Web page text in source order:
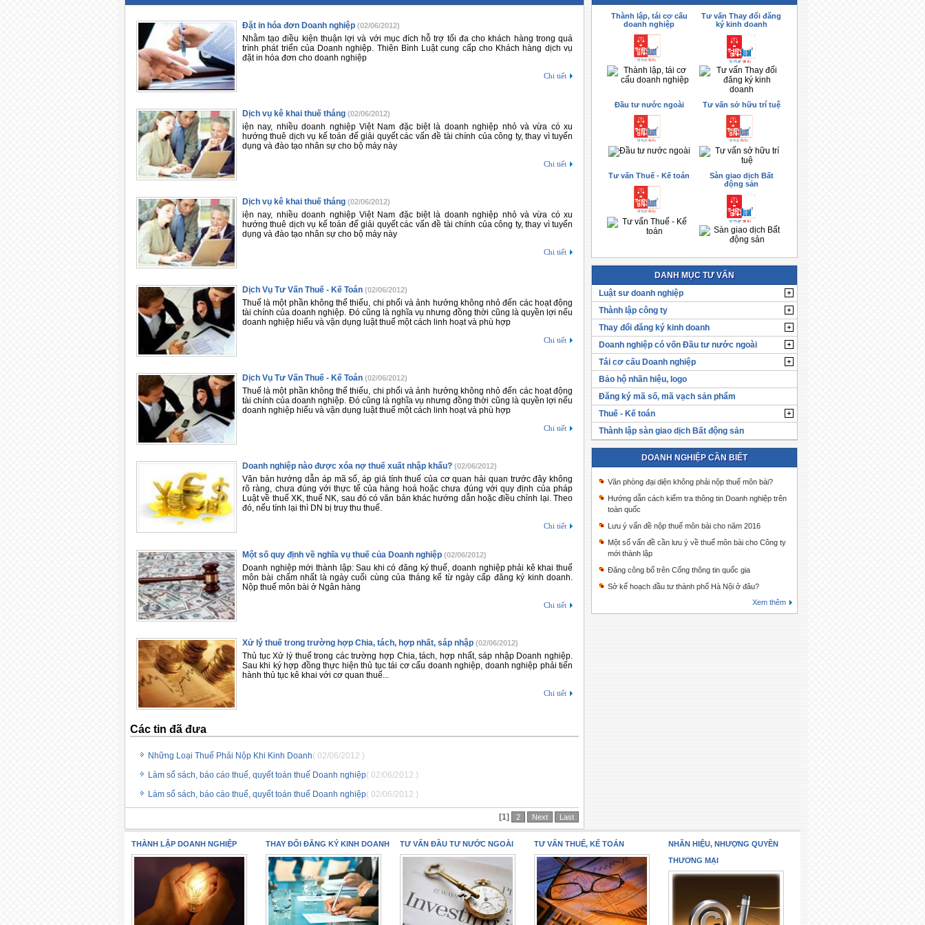
Đặt in hóa đơn Doanh nghiệp (02/06/2012)
Nhằm tạo điều kiện thuận lợi và với mục đích hỗ trợ tối đa cho khách hàng trong quá
trình phát triển của Doanh nghiệp. Thiên Bình Luật cung cấp cho Khách hàng dịch vụ
đặt in hóa đơn cho doanh nghiệp
Chi tiết
Dịch vụ kê khai thuế tháng (02/06/2012)
iện nay, nhiều doanh nghiệp Việt Nam đặc biệt là doanh nghiệp nhỏ và vừa có xu
hướng thuê dịch vụ kế toán để giải quyết các vấn đề tài chính của công ty, thay vì tuyển
dụng và đào tạo nhân sự cho bộ máy này
Chi tiết
Dịch vụ kê khai thuế tháng (02/06/2012)
iện nay, nhiều doanh nghiệp Việt Nam đặc biệt là doanh nghiệp nhỏ và vừa có xu
hướng thuê dịch vụ kế toán để giải quyết các vấn đề tài chính của công ty, thay vì tuyển
dụng và đào tạo nhân sự cho bộ máy này
Chi tiết
Dịch Vụ Tư Vấn Thuế - Kế Toán (02/06/2012)
Thuế là một phần không thể thiếu, chi phối và ảnh hưởng không nhỏ đến các hoạt động
tài chính của doanh nghiệp. Đó cũng là nghĩa vụ nhưng đồng thời cũng là quyền lợi nếu
doanh nghiệp hiểu và vận dụng luật thuế một cách linh hoạt và phù hợp
Chi tiết
Dịch Vụ Tư Vấn Thuế - Kế Toán (02/06/2012)
Thuế là một phần không thể thiếu, chi phối và ảnh hưởng không nhỏ đến các hoạt động
tài chính của doanh nghiệp. Đó cũng là nghĩa vụ nhưng đồng thời cũng là quyền lợi nếu
doanh nghiệp hiểu và vận dụng luật thuế một cách linh hoạt và phù hợp
Chi tiết
Doanh nghiệp nào được xóa nợ thuế xuất nhập khẩu? (02/06/2012)
Văn bản hướng dẫn áp mã số, áp giá tính thuế của cơ quan hải quan trước đây không
rõ ràng, chưa đúng với thực tế của hàng hoá hoặc chưa đúng với quy định của pháp
Luật về thuế XK, thuế NK, sau đó có văn bản khác hướng dẫn hoặc điều chỉnh lại. Theo
đó, nếu tính lại thì DN bị truy thu thuế.
Chi tiết
Một số quy định về nghĩa vụ thuế của Doanh nghiệp (02/06/2012)
Doanh nghiệp mới thành lập: Sau khi có đăng ký thuế, doanh nghiệp phải kê khai thuế
môn bài chấm nhất là ngày cuối cùng của tháng kể từ ngày cấp đăng ký kinh doanh.
Nộp thuế môn bài ở Ngân hàng
Chi tiết
Xử lý thuế trong trường hợp Chia, tách, hợp nhất, sáp nhập (02/06/2012)
Thủ tục Xử lý thuế trong các trường hợp Chia, tách, hợp nhất, sáp nhập Doanh nghiệp.
Sau khi ký hợp đồng thực hiện thủ tục tái cơ cấu doanh nghiệp, doanh nghiệp phải tiến
hành thủ tục kê khai với cơ quan thuế...
Chi tiết
Các tin đã đưa
Những Loại Thuế Phải Nộp Khi Kinh Doanh( 02/06/2012 )
Làm sổ sách, báo cáo thuế, quyết toán thuế Doanh nghiệp( 02/06/2012 )
Làm sổ sách, báo cáo thuế, quyết toán thuế Doanh nghiệp( 02/06/2012 )
[1] 2 Next Last
Thành lập, tái cơ cấu
doanh nghiệp
Tư vấn Thay đổi đăng
ký kinh doanh
Đầu tư nước ngoài Tư vấn sở hữu trí tuệ
Tư vấn Thuế - Kế toán
Sàn giao dịch Bất
động sản
DANH MỤC TƯ VẤN
Luật sư doanh nghiệp
Thành lập công ty
Thay đổi đăng ký kinh doanh
Doanh nghiệp có vốn Đầu tư nước ngoài
Tái cơ cấu Doanh nghiệp
Bảo hộ nhãn hiệu, logo
Đăng ký mã số, mã vạch sản phẩm
Thuế - Kế toán
Thành lập sàn giao dịch Bất động sản
DOANH NGHIỆP CẦN BIẾT
Văn phòng đại diện không phải nộp thuế môn bài?
Hướng dẫn cách kiểm tra thông tin Doanh nghiệp trên
toàn quốc
Lưu ý vấn đề nộp thuế môn bài cho năm 2016
Một số vấn đề cần lưu ý về thuế môn bài cho Công ty
mới thành lập
Đăng công bố trên Cổng thông tin quốc gia
Sở kế hoạch đầu tư thành phố Hà Nội ở đâu?
Xem thêm
THÀNH LẬP DOANH NGHIỆP THAY ĐỔI ĐĂNG KÝ KINH DOANH TƯ VẤN ĐẦU TƯ NƯỚC NGOÀI TƯ VẤN THUẾ, KẾ TOÁN
NHÃN HIỆU, NHƯỢNG QUYỀN
THƯƠNG MẠI